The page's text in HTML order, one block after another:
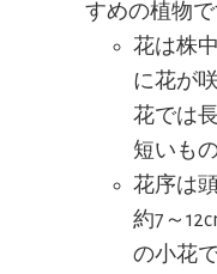
すめの植物で
花は株
に花が
花では
短いも
花序は
約7～
の小花